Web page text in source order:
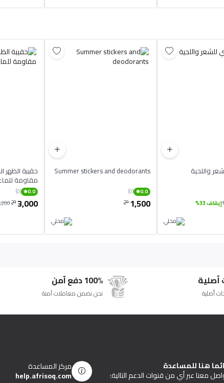
مقاومة
0.0
(0)
3,000 دج
Summer stickers and deodorants
0.0
(0)
1,500 دج
واللحية
إيقاف 33%
أصلية 100% دفع آمن
نحن نضمن معاملات آمنة
هنا للمساعدة
معنا عبر أي من قنوات الدعم التالية:
مركز المساعدة
help.afrisoq.com